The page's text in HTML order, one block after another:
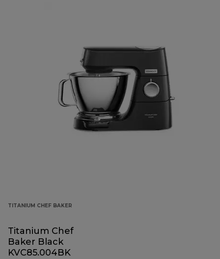
TITANIUM CHEF BAKER
Titanium Chef
Baker Black
KVC85.004BK